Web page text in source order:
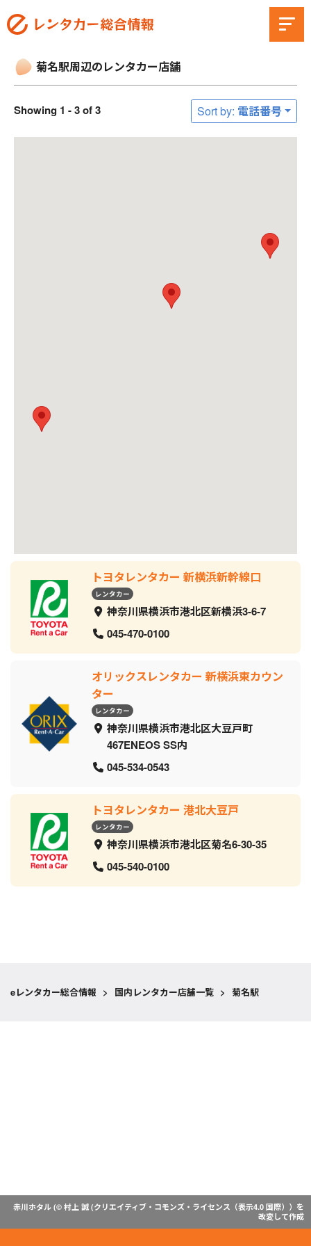
菊名駅周辺のレンタカー店舗
Showing 1 - 3 of 3 Sort by: 電話番号
トヨタレンタカー 新横浜新幹線口
レンタカー
神奈川県横浜市港北区新横浜3-6-7
045-470-0100
オリックスレンタカー 新横浜東カウン
ター
レンタカー
神奈川県横浜市港北区大豆戸町
467ENEOS SS内
045-534-0543
トヨタレンタカー 港北大豆戸
レンタカー
神奈川県横浜市港北区菊名6-30-35
045-540-0100
eレンタカー総合情報 > 国内レンタカー店舗一覧 > 菊名駅
赤川ホタル (© 村上 誠 (クリエイティブ・コモンズ・ライセンス（表示4.0 国際） ）を
改変して作成